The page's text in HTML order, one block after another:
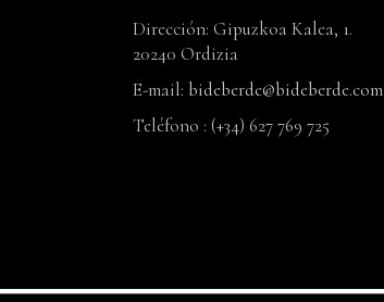
Dirección: Gipuzkoa Kalea, 1.
20240 Ordizia
E-mail: bideberde@bideberde.com
Teléfono : (+34) 627 769 725